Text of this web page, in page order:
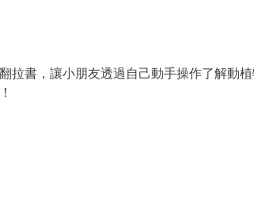
拉書，讓小朋友透過自己動手操作了解動